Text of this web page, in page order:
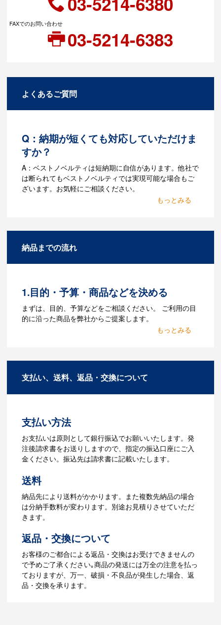
FAXでのお問い合わせ
03-5214-6383
よくあるご質問
Q：納期が短くても対応していただけま
すか？
A：ベストノベルティは短納期に自信があります。他社で
は断られてもベストノベルティでは実現可能な場合もご
ざいます。お気軽にご相談ください。
があります。Adobe illustratorのaiファイ
Q：ウェブサイトに掲載され
ていないオリジナルのノベル
タマイズが可能です。お気軽にご相談く
納品までの流れ
1.目的・予算・商品などを決める
まずは、目的、予算などをご相談ください。 ご利用の目
的に沿った商品を弊社からご提案します。
お見積を弊社からお出しします。
3.発注・データ入稿
ら、ご注文書をお送りします。
【名入れをする場合】名入れに必要なデ
ータをご入稿頂き、名入れイメージをデ
ータでご確認いただきます。
4.納品
【名入れをする場合】データのご入稿後
３週間程度で納品となります。
【名入れなしの場合】在庫がある場合、3
～5営業日程度で納品となります。
ご利用ガイドをもっとみる
支払い、送料、返品・交換について
支払い方法
お支払いは原則として銀行振込でお願いいたします。発
注後請求書をお送りしますので、指定の振込口座にご入
金ください。振込先は請求書に記載いたします。
送料
納品先により送料がかかります。また複数先納品の場合
は分納手数料が変わります。別途お見積りさせていただ
きます。
返品・交換について
お客様のご都合による返品・交換はお受けできませんの
で予めご了承ください｡商品の発送には万全の注意を払っ
ておりますが、万一、破損・不良品が発生した場合、返
品・交換を承ります。